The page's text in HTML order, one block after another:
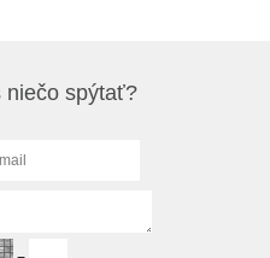
niečo spýtať?